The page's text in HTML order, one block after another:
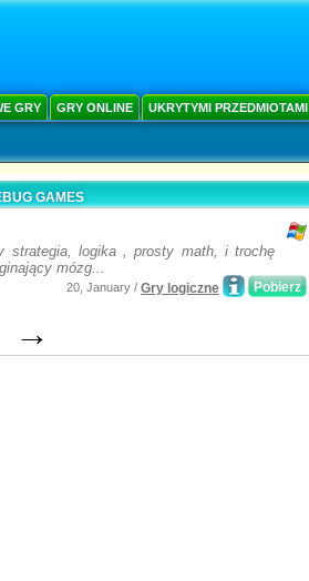
GRY GRY ONLINE UKRYTYMI PRZEDMIOTAMI
GAMES
strategia, logika , prosty math, i trochę
mózg...
Pobierz
20, January / Gry logiczne
→